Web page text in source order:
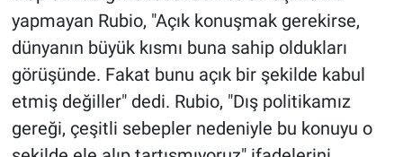
yapmayan Rubio, "Açık konuşmak gerekirse,
dünyanın büyük kısmı buna sahip oldukları
görüşünde. Fakat bunu açık bir şekilde kabul
etmiş değiller" dedi. Rubio, "Dış politikamız
gereği, çeşitli sebepler nedeniyle bu konuyu o